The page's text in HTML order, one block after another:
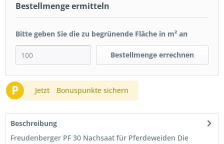
Bestellmenge ermitteln
Bitte geben Sie die zu begrünende Fläche in m² an
Bestellmenge errechnen
P Jetzt Bonuspunkte sichern
Beschreibung
Freudenberger PF 30 Nachsaat für Pferdeweiden Die